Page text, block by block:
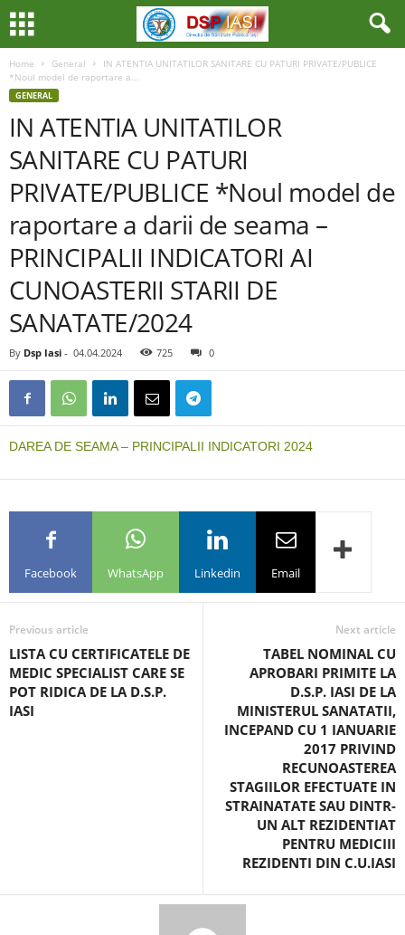
Home General
IN ATENTIA UNITATILOR SANITARE CU PATURI PRIVATE/PUBLICE
*Noul model de raportare a...
GENERAL
IN ATENTIA UNITATILOR
SANITARE CU PATURI
PRIVATE/PUBLICE *Noul model de
raportare a darii de seama –
PRINCIPALII INDICATORI AI
CUNOASTERII STARII DE
SANATATE/2024
By Dsp Iasi - 04.04.2024 725 0
DAREA DE SEAMA – PRINCIPALII INDICATORI 2024
Facebook WhatsApp Linkedin Email
Previous article
LISTA CU CERTIFICATELE DE
MEDIC SPECIALIST CARE SE
POT RIDICA DE LA D.S.P.
IASI
Next article
TABEL NOMINAL CU
APROBARI PRIMITE LA
D.S.P. IASI DE LA
MINISTERUL SANATATII,
INCEPAND CU 1 IANUARIE
2017 PRIVIND
RECUNOASTEREA
STAGIILOR EFECTUATE IN
STRAINATATE SAU DINTR-
UN ALT REZIDENTIAT
PENTRU MEDICIII
REZIDENTI DIN C.U.IASI